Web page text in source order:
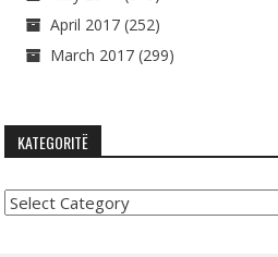
April 2017 (252)
March 2017 (299)
KATEGORITË
Kategoritë